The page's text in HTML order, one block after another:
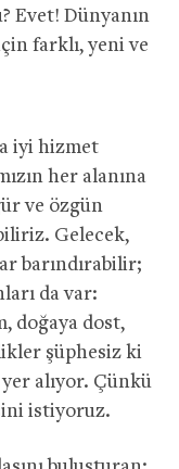
Evet! Dünyanın
farklı, yeni ve
iyi hizmet
her alanına
ve özgün
Gelecek,
barındırabilir;
da var:
doğaya dost,
şüphesiz ki
alıyor. Çünkü
istiyoruz.